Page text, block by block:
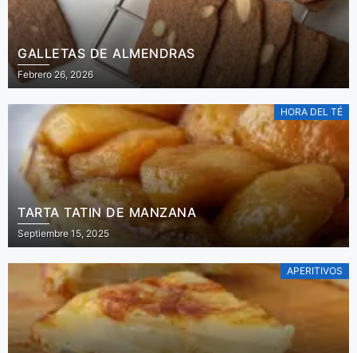
GALLETAS DE ALMENDRAS
Febrero 26, 2026
HORA DEL TÉ
TARTA TATIN DE MANZANA
Septiembre 15, 2025
APERITIVOS